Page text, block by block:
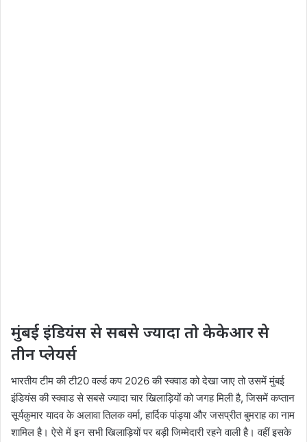
मुंबई इंडियंस से सबसे ज्यादा तो केकेआर से
तीन प्लेयर्स
भारतीय टीम की टी20 वर्ल्ड कप 2026 की स्क्वाड को देखा जाए तो उसमें मुंबई
इंडियंस की स्क्वाड से सबसे ज्यादा चार खिलाड़ियों को जगह मिली है, जिसमें कप्तान
सूर्यकुमार यादव के अलावा तिलक वर्मा, हार्दिक पांड्या और जसप्रीत बुमराह का नाम
शामिल है। ऐसे में इन सभी खिलाड़ियों पर बड़ी जिम्मेदारी रहने वाली है। वहीं इसके